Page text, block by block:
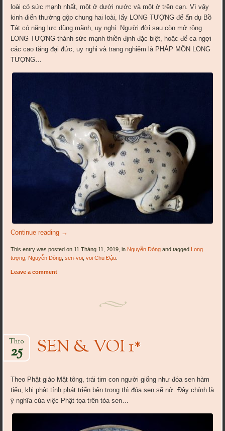
loài có sức mạnh nhất, một ở dưới nước và một ở trên cạn. Vì vậy
kinh điển thường gộp chung hai loài, lấy LONG TƯỢNG để ẩn dụ Bồ
Tát có năng lực dũng mãnh, uy nghi. Người đời sau còn mở rộng
LONG TƯỢNG thành sức mạnh thiền định đặc biệt, hoặc để ca ngợi
các cao tăng đại đức, uy nghi và trang nghiêm là PHÁP MÔN LONG
TƯỢNG…
Continue reading →
This entry was posted on 11 Tháng 11, 2019, in Nguyễn Dòng and tagged Long
tượng Nguyễn Dòng ,sen-voi ,voi Chu Đậu
Leave a comment
SEN & VOI 1*
Th10
25
Theo Phật giáo Mật tông, trái tim con người giống như đóa sen hàm
tiếu, khi phật tính phát triển bên trong thì đóa sen sẽ nở. Đây chính là
ý nghĩa của việc Phật tọa trên tòa sen…